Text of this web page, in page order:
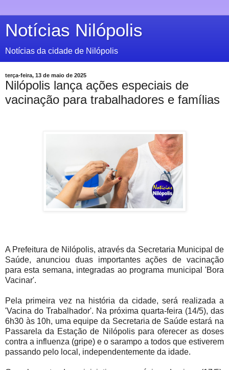
Notícias Nilópolis
Notícias da cidade de Nilópolis
terça-feira, 13 de maio de 2025
Nilópolis lança ações especiais de
vacinação para trabalhadores e famílias
A Prefeitura de Nilópolis, através da Secretaria Municipal de
Saúde, anunciou duas importantes ações de vacinação
para esta semana, integradas ao programa municipal 'Bora
Vacinar'.
Pela primeira vez na história da cidade, será realizada a
'Vacina do Trabalhador'. Na próxima quarta-feira (14/5), das
6h30 às 10h, uma equipe da Secretaria de Saúde estará na
Passarela da Estação de Nilópolis para oferecer as doses
contra a influenza (gripe) e o sarampo a todos que estiverem
passando pelo local, independentemente da idade.